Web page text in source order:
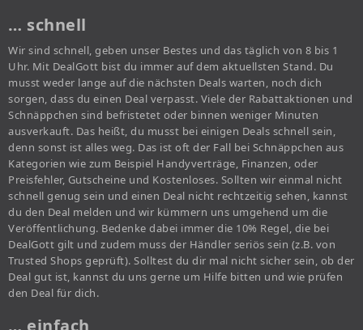
… schnell
Wir sind schnell, geben unser Bestes und das täglich von 8 bis 1
Uhr. Mit DealGott bist du immer auf dem aktuellsten Stand. Du
musst weder lange auf die nächsten Deals warten, noch dich
sorgen, dass du einen Deal verpasst. Viele der Rabattaktionen und
Schnäppchen sind befristetet oder binnen weniger Minuten
ausverkauft. Das heißt, du musst bei einigen Deals schnell sein,
denn sonst ist alles weg. Das ist oft der Fall bei Schnäppchen aus
Kategorien wie zum Beispiel Handyverträge, Finanzen, oder
Preisfehler, Gutscheine und Kostenloses. Sollten wir einmal nicht
schnell genug sein und einen Deal nicht rechtzeitig sehen, kannst
du den Deal melden und wir kümmern uns umgehend um die
Veröffentlichung. Bedenke dabei immer die 10% Regel, die bei
DealGott gilt und zudem muss der Händler seriös sein (z.B. von
Trusted Shops geprüft). Solltest du dir mal nicht sicher sein, ob der
Deal gut ist, kannst du uns gerne um Hilfe bitten und wie prüfen
den Deal für dich.
… einfach